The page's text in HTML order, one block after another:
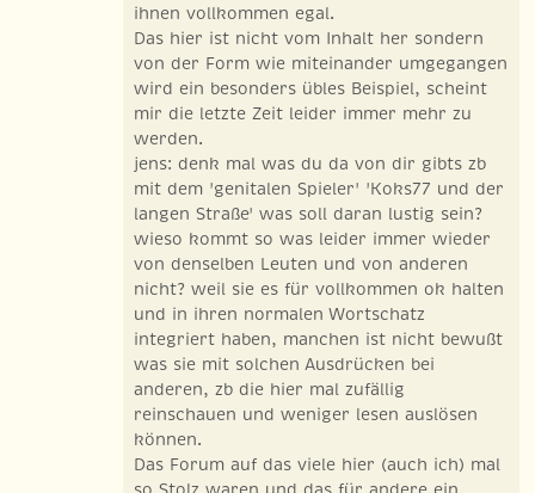
ihnen vollkommen egal.
Das hier ist nicht vom Inhalt her sondern
von der Form wie miteinander umgegangen
wird ein besonders übles Beispiel, scheint
mir die letzte Zeit leider immer mehr zu
werden.
jens: denk mal was du da von dir gibts zb
mit dem 'genitalen Spieler' 'Koks77 und der
langen Straße' was soll daran lustig sein?
wieso kommt so was leider immer wieder
von denselben Leuten und von anderen
nicht? weil sie es für vollkommen ok halten
und in ihren normalen Wortschatz
integriert haben, manchen ist nicht bewußt
was sie mit solchen Ausdrücken bei
anderen, zb die hier mal zufällig
reinschauen und weniger lesen auslösen
können.
Das Forum auf das viele hier (auch ich) mal